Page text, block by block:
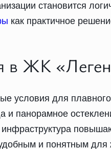
становится
как практичное
в ЖК
условия для
и панорамное
и понятным для